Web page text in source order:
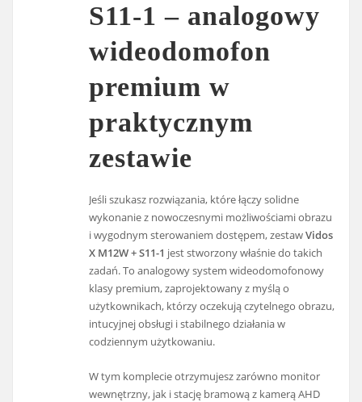
S11-1 – analogowy
wideodomofon
premium w
praktycznym
zestawie
Jeśli szukasz rozwiązania, które łączy solidne
wykonanie z nowoczesnymi możliwościami obrazu
i wygodnym sterowaniem dostępem, zestawVidos
X M12W + S11-1 jest stworzony właśnie do takich
zadań. To analogowy system wideodomofonowy
klasy premium, zaprojektowany z myślą o
użytkownikach, którzy oczekują czytelnego obrazu,
intucyjnej obsługi i stabilnego działania w
codziennym użytkowaniu.
W tym komplecie otrzymujesz zarówno monitor
wewnętrzny, jak i stację bramową z kamerą AHD